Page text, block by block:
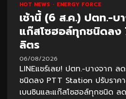
HOT NEWS ENERGY FORCE
เช้านี้ (6 ส.ค.) ปตท.-บ
แก๊สโซฮอล์ทุกชนิดล
ลิตร
06/08/2026
LINEแชร์เลย! ปตท.-บางจาก ล
ชนิดลง PTT Station ปรับราค
เบนซินและแก๊สโซฮอล์ทุกชนิด ล